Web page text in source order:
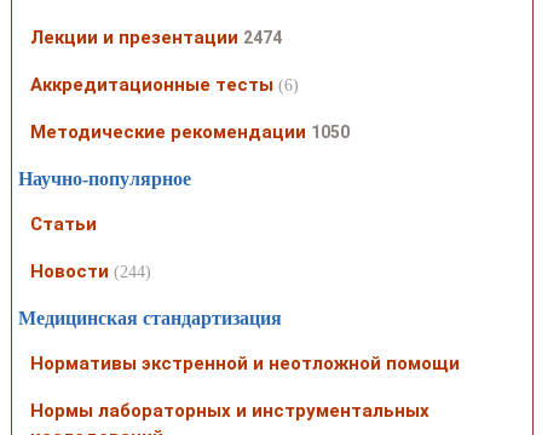
Лекции и презентации 2474
Аккредитационные тесты (6)
Методические рекомендации 1050
Научно-популярное
Статьи
Новости (244)
Медицинская стандартизация
Нормативы экстренной и неотложной помощи
Нормы лабораторных и инструментальных